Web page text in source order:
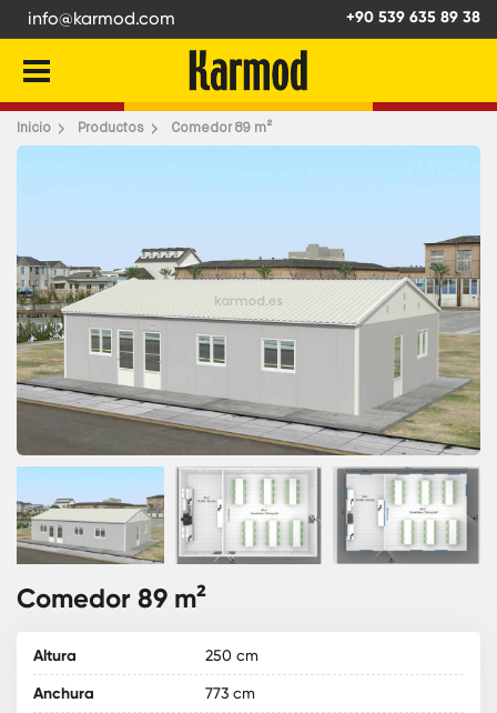
info@karmod.com +90 539 635 89 38
Inicio Productos Comedor 89 m²
Comedor 89 m²
Altura 250 cm
Anchura 773 cm